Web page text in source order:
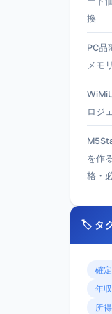
換
PC品
メモ
ロジ
を作
格・
🏷️ タ
確
年
所